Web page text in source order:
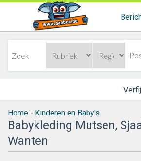
Home - Kinderen en Baby's
Babykleding Mutsen,
Wanten